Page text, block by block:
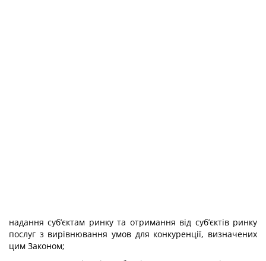
надання суб’єктам ринку та отримання від суб’єктів ринку
послуг з вирівнювання умов для конкуренції, визначених
цим Законом;